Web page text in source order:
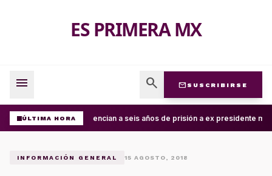
ES PRIMERA MX
menu search mail SUSCRIBIRSE
ÚLTIMA HORASentencian a seis años de prisión a ex presidente
INFORMACIÓN GENERAL 15 AGOSTO, 2018